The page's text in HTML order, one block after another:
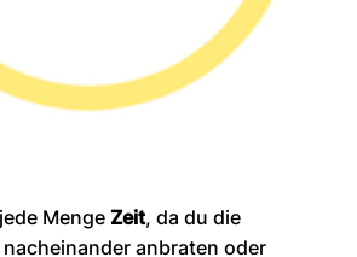
MengeZeit, da du die
anbraten oder